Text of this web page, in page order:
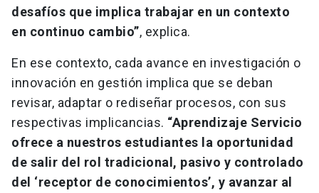
desafíos que implica trabajar en un contexto
en continuo cambio”, explica.
En ese contexto, cada avance en investigación o
innovación en gestión implica que se deban
revisar, adaptar o rediseñar procesos, con sus
respectivas implicancias. “Aprendizaje Servicio
ofrece a nuestros estudiantes la oportunidad
de salir del rol tradicional, pasivo y controlado
del ‘receptor de conocimientos’, y avanzar al